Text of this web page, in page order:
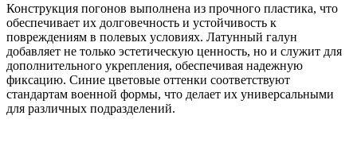
Конструкция погонов выполнена из прочного пластика, что
обеспечивает их долговечность и устойчивость к
повреждениям в полевых условиях. Латунный галун
добавляет не только эстетическую ценность, но и служит для
дополнительного укрепления, обеспечивая надежную
фиксацию. Синие цветовые оттенки соответствуют
стандартам военной формы, что делает их универсальными
для различных подразделений.